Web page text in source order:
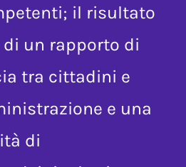
o telefonando
il risultato
un rapporto di
tra cittadini e
e una